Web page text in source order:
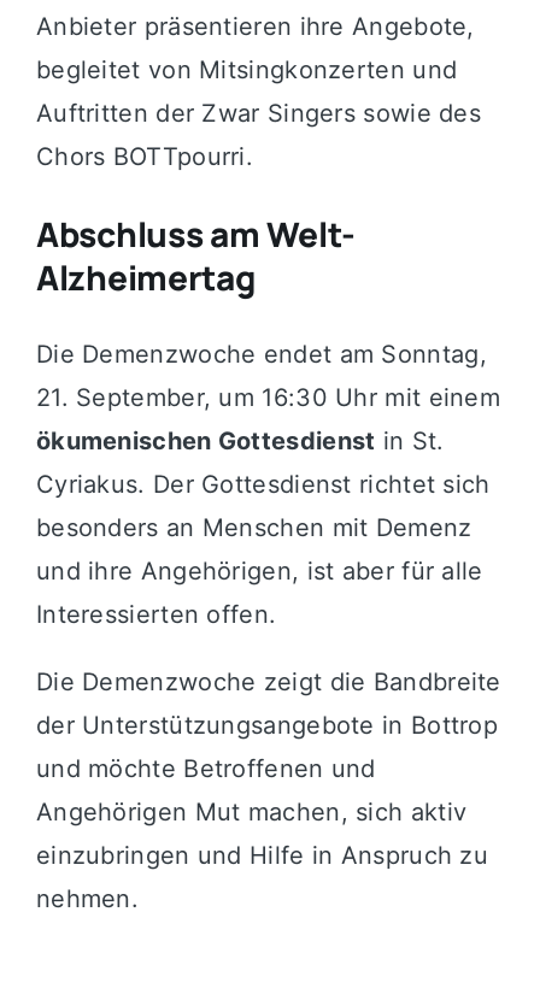
Anbieter präsentieren ihre Angebote,
begleitet von Mitsingkonzerten und
Auftritten der Zwar Singers sowie des
Chors BOTTpourri.
Abschluss am Welt-
Alzheimertag
Die Demenzwoche endet am Sonntag,
21. September, um 16:30 Uhr mit einem
ökumenischen Gottesdienst in St.
Cyriakus. Der Gottesdienst richtet sich
besonders an Menschen mit Demenz
und ihre Angehörigen, ist aber für alle
Interessierten offen.
Die Demenzwoche zeigt die Bandbreite
der Unterstützungsangebote in Bottrop
und möchte Betroffenen und
Angehörigen Mut machen, sich aktiv
einzubringen und Hilfe in Anspruch zu
nehmen.